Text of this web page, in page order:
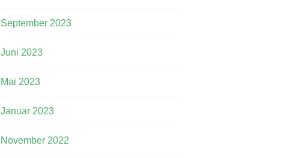
September 2023
Juni 2023
Mai 2023
Januar 2023
November 2022